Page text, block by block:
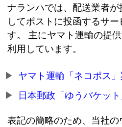
ナランハでは、配送業者
してポストに投函するサ
す。 主にヤマト運輸の提
利用しています。
ヤマト運輸「ネコポス
日本郵政「ゆうパケッ
表記の簡略のため、当社